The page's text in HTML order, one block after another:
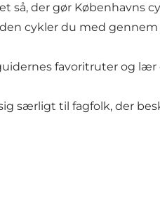
så, der gør Københavns
cykler du med
favoritruter og
særligt til fagfolk, der